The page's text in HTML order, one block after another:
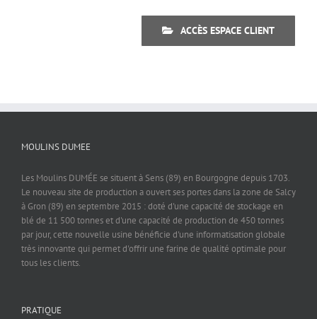
ACCÈS ESPACE CLIENT
MOULINS DUMEE
Les Moulins DUMÉE se situent à Sens (89) en Bourgogne depuis 1703.
Le nouveau site de production a ouvert ses portes dans la zone de Salcy
à Gron (89) en septembre 2015 : doté d'une capacité de stockage en
blé de 11 500 tonnes et d'une capacité de production de 450 tonnes
par jour, cette nouvelle usine bénéficie d'une informatisation globale
très innovante qui permet d'offrir une farine de qualité optimale pour
tous les clients.
PRATIQUE